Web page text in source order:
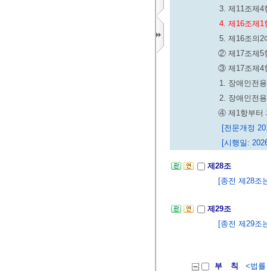
3. 제11조제4
4. 제16조제1
5. 제16조의2
② 제17조제5
③ 제17조제4
1. 장애인전
2. 장애인전
④ 제1항부터
[전문개정
[시행일:
제28조
[종전 제28조
제29조
[종전 제29조
부 칙
<법